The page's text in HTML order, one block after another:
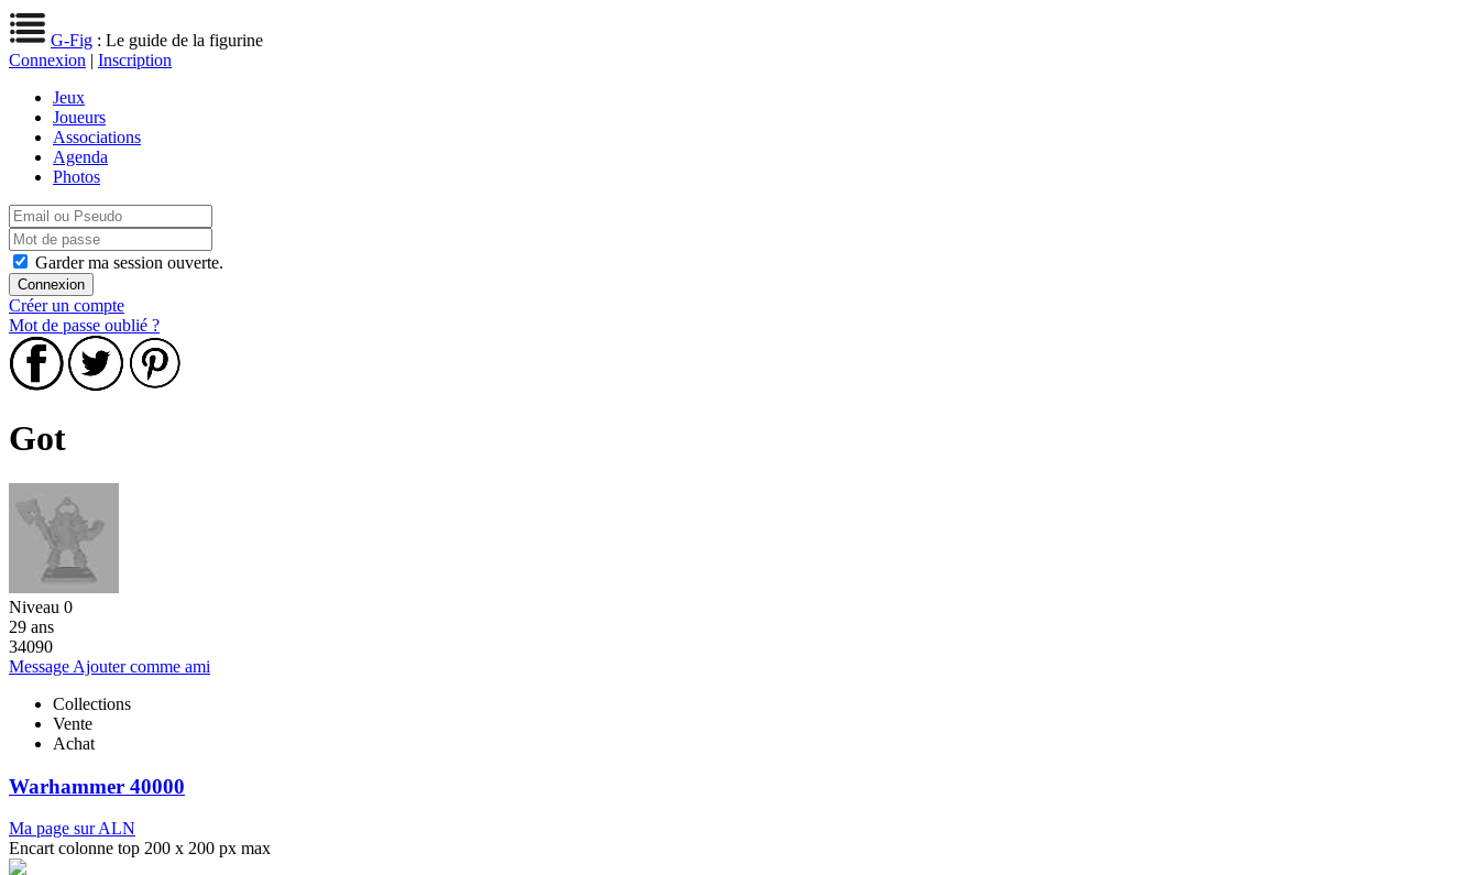
G-Fig : Le guide de la figurine
Connexion | Inscription
Jeux
Joueurs
Associations
Agenda
Photos
Garder ma session ouverte.
Créer un compte
Mot de passe oublié ?
Got
Niveau 0
29 ans
34090
Message Ajouter comme ami
Collections
Vente
Achat
Warhammer 40000
Ma page sur ALN
Encart colonne top 200 x 200 px max